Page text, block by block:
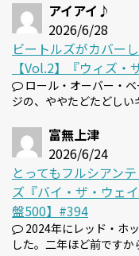
アイアイ♪
2026/6/28
ビートルズがカバー
【Vol.2】『ウィズ・
ロール・オーバー・
ジの、ややたどたどしい
富無上津
2026/6/24
とってもフルシアン
ズ『バイ・ザ・ウェ
盤500】#394
2024年にレッド・ホ
した。二年ほど前ですか